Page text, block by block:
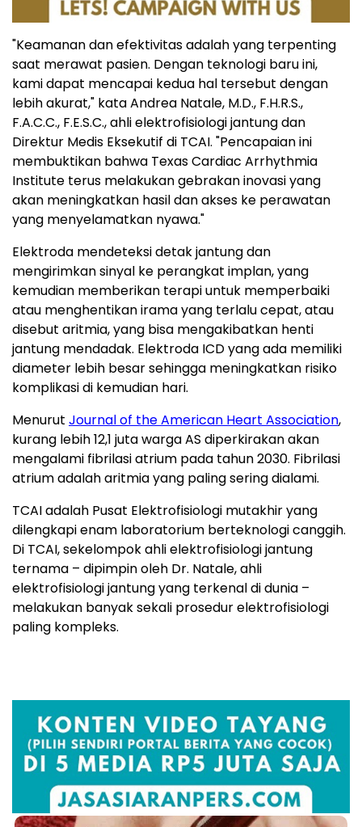
"Keamanan dan efektivitas adalah yang terpenting
saat merawat pasien. Dengan teknologi baru ini,
kami dapat mencapai kedua hal tersebut dengan
lebih akurat," kata Andrea Natale, M.D., F.H.R.S.,
F.A.C.C., F.E.S.C., ahli elektrofisiologi jantung dan
Direktur Medis Eksekutif di TCAI. "Pencapaian ini
membuktikan bahwa Texas Cardiac Arrhythmia
Institute terus melakukan gebrakan inovasi yang
akan meningkatkan hasil dan akses ke perawatan
yang menyelamatkan nyawa."
Elektroda mendeteksi detak jantung dan
mengirimkan sinyal ke perangkat implan, yang
kemudian memberikan terapi untuk memperbaiki
atau menghentikan irama yang terlalu cepat, atau
disebut aritmia, yang bisa mengakibatkan henti
jantung mendadak. Elektroda ICD yang ada memiliki
diameter lebih besar sehingga meningkatkan risiko
komplikasi di kemudian hari.
Menurut Journal of the American Heart Association,
kurang lebih 12,1 juta warga AS diperkirakan akan
mengalami fibrilasi atrium pada tahun 2030. Fibrilasi
atrium adalah aritmia yang paling sering dialami.
TCAI adalah Pusat Elektrofisiologi mutakhir yang
dilengkapi enam laboratorium berteknologi canggih.
Di TCAI, sekelompok ahli elektrofisiologi jantung
ternama – dipimpin oleh Dr. Natale, ahli
elektrofisiologi jantung yang terkenal di dunia –
melakukan banyak sekali prosedur elektrofisiologi
paling kompleks.